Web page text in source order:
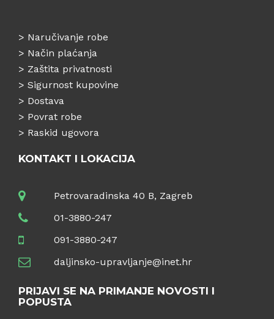
> Naručivanje robe
> Način plaćanja
> Zaštita privatnosti
> Sigurnost kupovine
> Dostava
> Povrat robe
> Raskid ugovora
KONTAKT I LOKACIJA
Petrovaradinska 40 B, Zagreb
01-3880-247
091-3880-247
daljinsko-upravljanje@inet.hr
PRIJAVI SE NA PRIMANJE NOVOSTI I
POPUSTA